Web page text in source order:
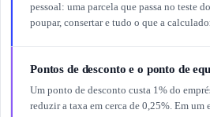
pessoal: uma parcela que passa no teste
poupar, consertar e tudo o que a
Pontos de desconto e o ponto de
Um ponto de desconto custa 1% do
reduzir a taxa em cerca de 0,25%. Em um